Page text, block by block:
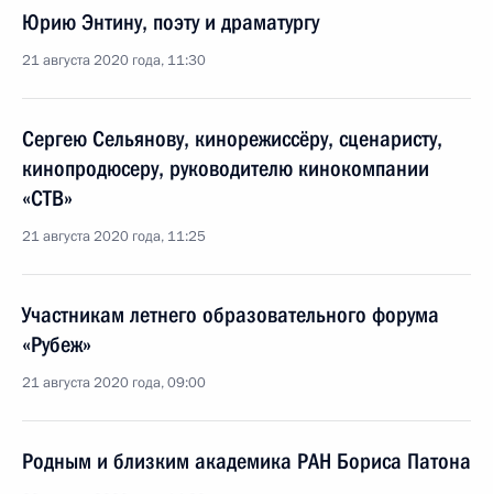
Юрию Энтину, поэту и драматургу
21 августа 2020 года, 11:30
Сергею Сельянову, кинорежиссёру, сценаристу,
кинопродюсеру, руководителю кинокомпании
«СТВ»
21 августа 2020 года, 11:25
Участникам летнего образовательного форума
«Рубеж»
21 августа 2020 года, 09:00
Родным и близким академика РАН Бориса Патона